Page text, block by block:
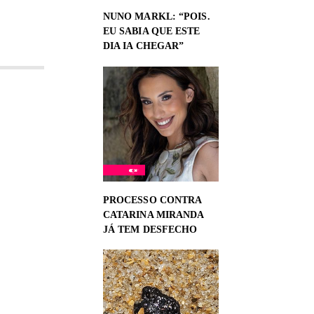
NUNO MARKL: “POIS.
EU SABIA QUE ESTE
DIA IA CHEGAR”
PROCESSO CONTRA
CATARINA MIRANDA
JÁ TEM DESFECHO